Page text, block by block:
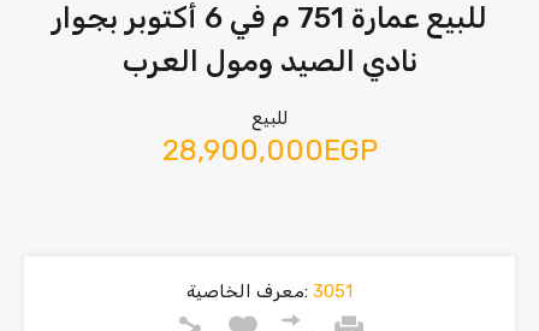
للبيع عمارة 751 م في 6 أكتوبر بجوار
نادي الصيد ومول العرب
للبيع
28,900,000EGP
معرف الخاصية: 3051